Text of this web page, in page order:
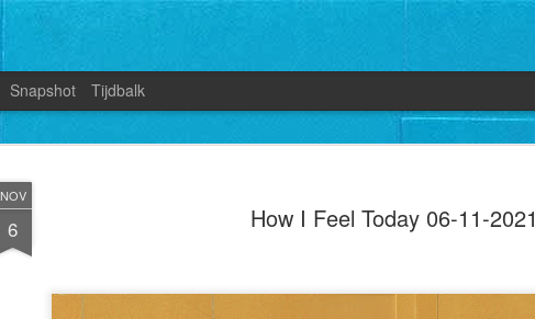
NOV
6 How I Feel Today 06-11-2021
Snapshot Tijdbalk